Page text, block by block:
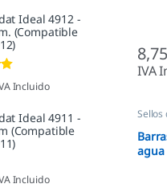
8,75
IVA
Sellos
agua
Ideal 4912 -
(Compatible
Incluido
Ideal 4911 -
(Compatible
Incluido